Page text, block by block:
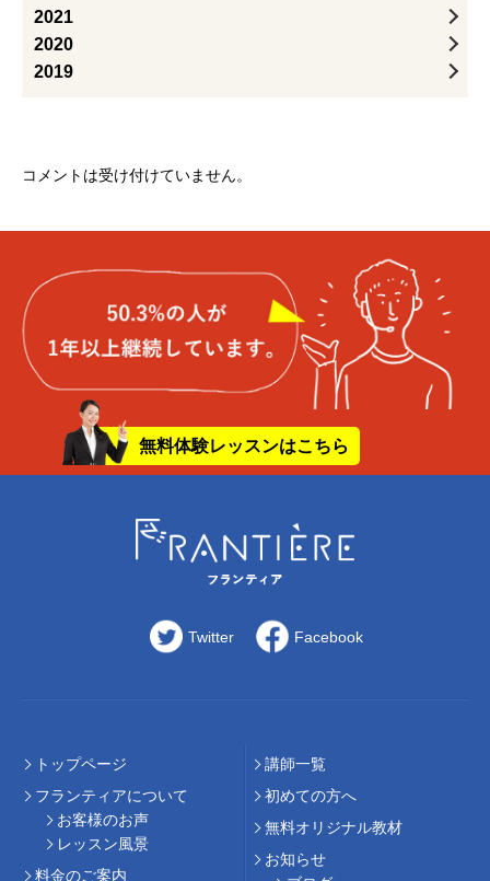
2021
2020
2019
コメントは受け付けていません。
無料体験レッスンはこちら
Twitter Facebook
トップページ
フランティアについて
お客様のお声
レッスン風景
料⾦のご案内
講師⼀覧
初めての⽅へ
無料オリジナル教材
お知らせ